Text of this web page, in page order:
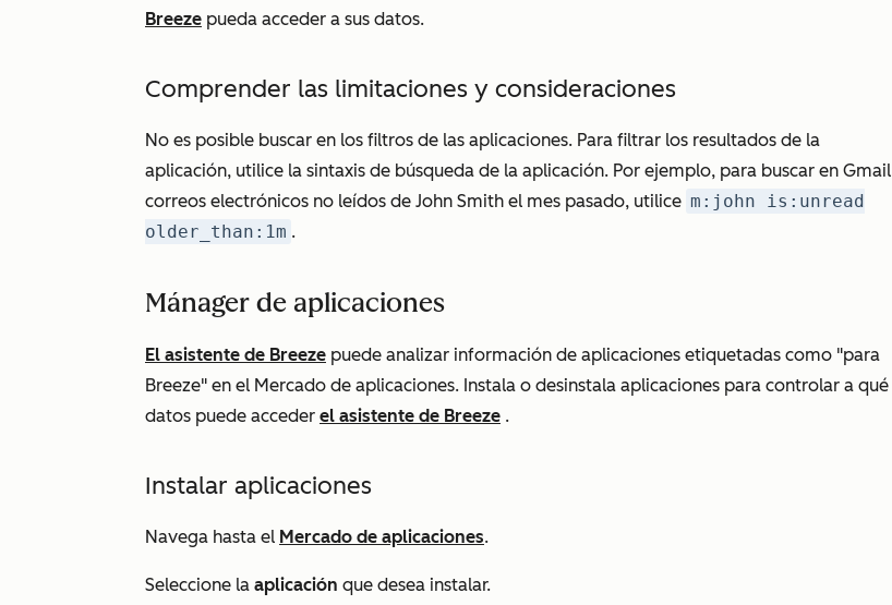
Breeze pueda acceder a sus datos.
Comprender las limitaciones y consideraciones
No es posible buscar en los filtros de las aplicaciones. Para filtrar los resultados de la
aplicación, utilice la sintaxis de búsqueda de la aplicación. Por ejemplo, para buscar en Gmail
correos electrónicos no leídos de John Smith el mes pasado, utilice m:john is:unread
older_than:1m .
Mánager de aplicaciones
El asistente de Breeze puede analizar información de aplicaciones etiquetadas como "para
Breeze" en el Mercado de aplicaciones. Instala o desinstala aplicaciones para controlar a qué
datos puede acceder el asistente de Breeze .
Instalar aplicaciones
Navega hasta el Mercado de aplicaciones.
Seleccione la aplicación que desea instalar.